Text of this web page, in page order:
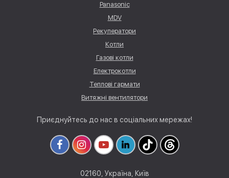
Panasonic
MDV
Рекуператори
Котли
Газові котли
Електрокотли
Теплові гармати
Витяжні вентилятори
Приєднуйтесь до нас в соціальних мережах!
02160, Україна, Київ